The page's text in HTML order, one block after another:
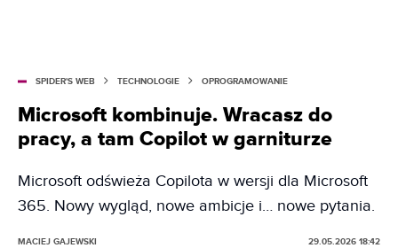
SPIDER'S WEB TECHNOLOGIE OPROGRAMOWANIE
Microsoft kombinuje. Wracasz do
pracy, a tam Copilot w garniturze
Microsoft odświeża Copilota w wersji dla Microsoft
365. Nowy wygląd, nowe ambicje i… nowe pytania.
MACIEJ GAJEWSKI 29.05.2026 18:42